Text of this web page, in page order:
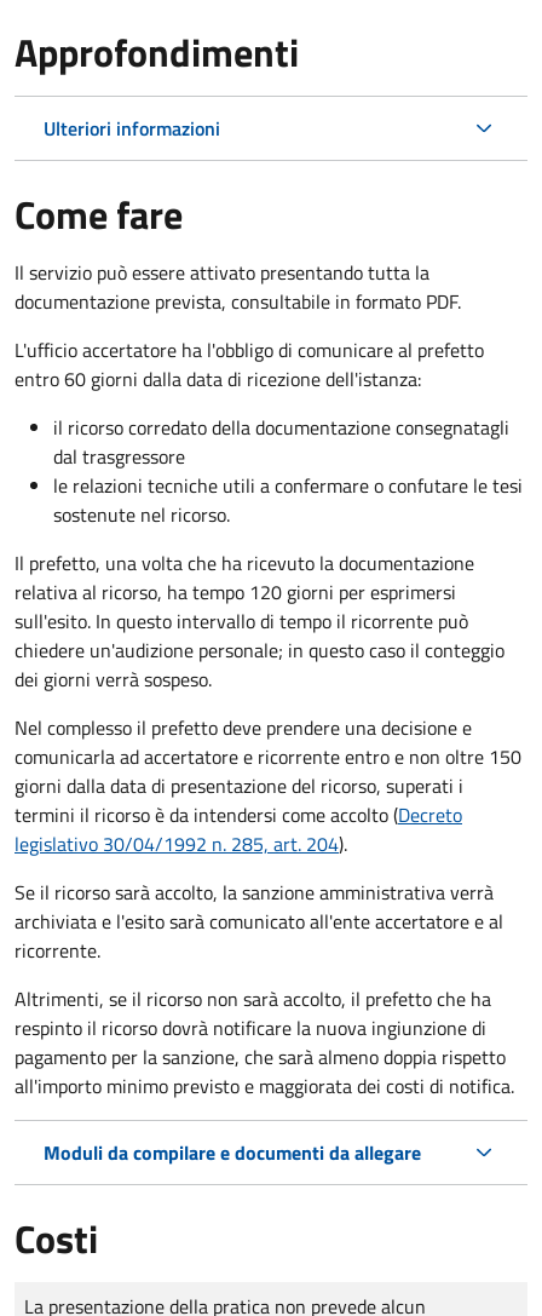
Approfondimenti
Ulteriori informazioni
Come fare
Il servizio può essere attivato presentando tutta la
documentazione prevista, consultabile in formato PDF.
L'ufficio accertatore ha l'obbligo di comunicare al prefetto
entro 60 giorni dalla data di ricezione dell'istanza:
il ricorso corredato della documentazione consegnatagli
dal trasgressore
le relazioni tecniche utili a confermare o confutare le tesi
sostenute nel ricorso.
Il prefetto, una volta che ha ricevuto la documentazione
relativa al ricorso, ha tempo 120 giorni per esprimersi
sull'esito. In questo intervallo di tempo il ricorrente può
chiedere un'audizione personale; in questo caso il conteggio
dei giorni verrà sospeso.
Nel complesso il prefetto deve prendere una decisione e
comunicarla ad accertatore e ricorrente entro e non oltre 150
giorni dalla data di presentazione del ricorso, superati i
termini il ricorso è da intendersi come accolto (Decreto
legislativo 30/04/1992 n. 285, art. 204).
Se il ricorso sarà accolto, la sanzione amministrativa verrà
archiviata e l'esito sarà comunicato all'ente accertatore e al
ricorrente.
Altrimenti, se il ricorso non sarà accolto, il prefetto che ha
respinto il ricorso dovrà notificare la nuova ingiunzione di
pagamento per la sanzione, che sarà almeno doppia rispetto
all'importo minimo previsto e maggiorata dei costi di notifica.
Moduli da compilare e documenti da allegare
Costi
Tipo di pagamento
Importo
La presentazione della pratica non prevede alcun